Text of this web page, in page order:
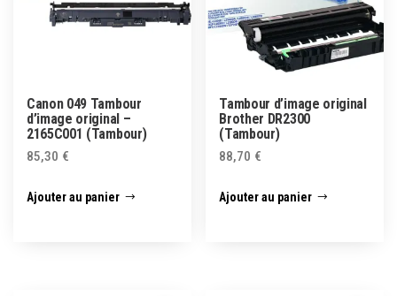
Canon 049 Tambour
d’image original –
2165C001 (Tambour)
85,30 €
Ajouter au panier
Tambour d’image original
Brother DR2300
(Tambour)
88,70 €
Ajouter au panier